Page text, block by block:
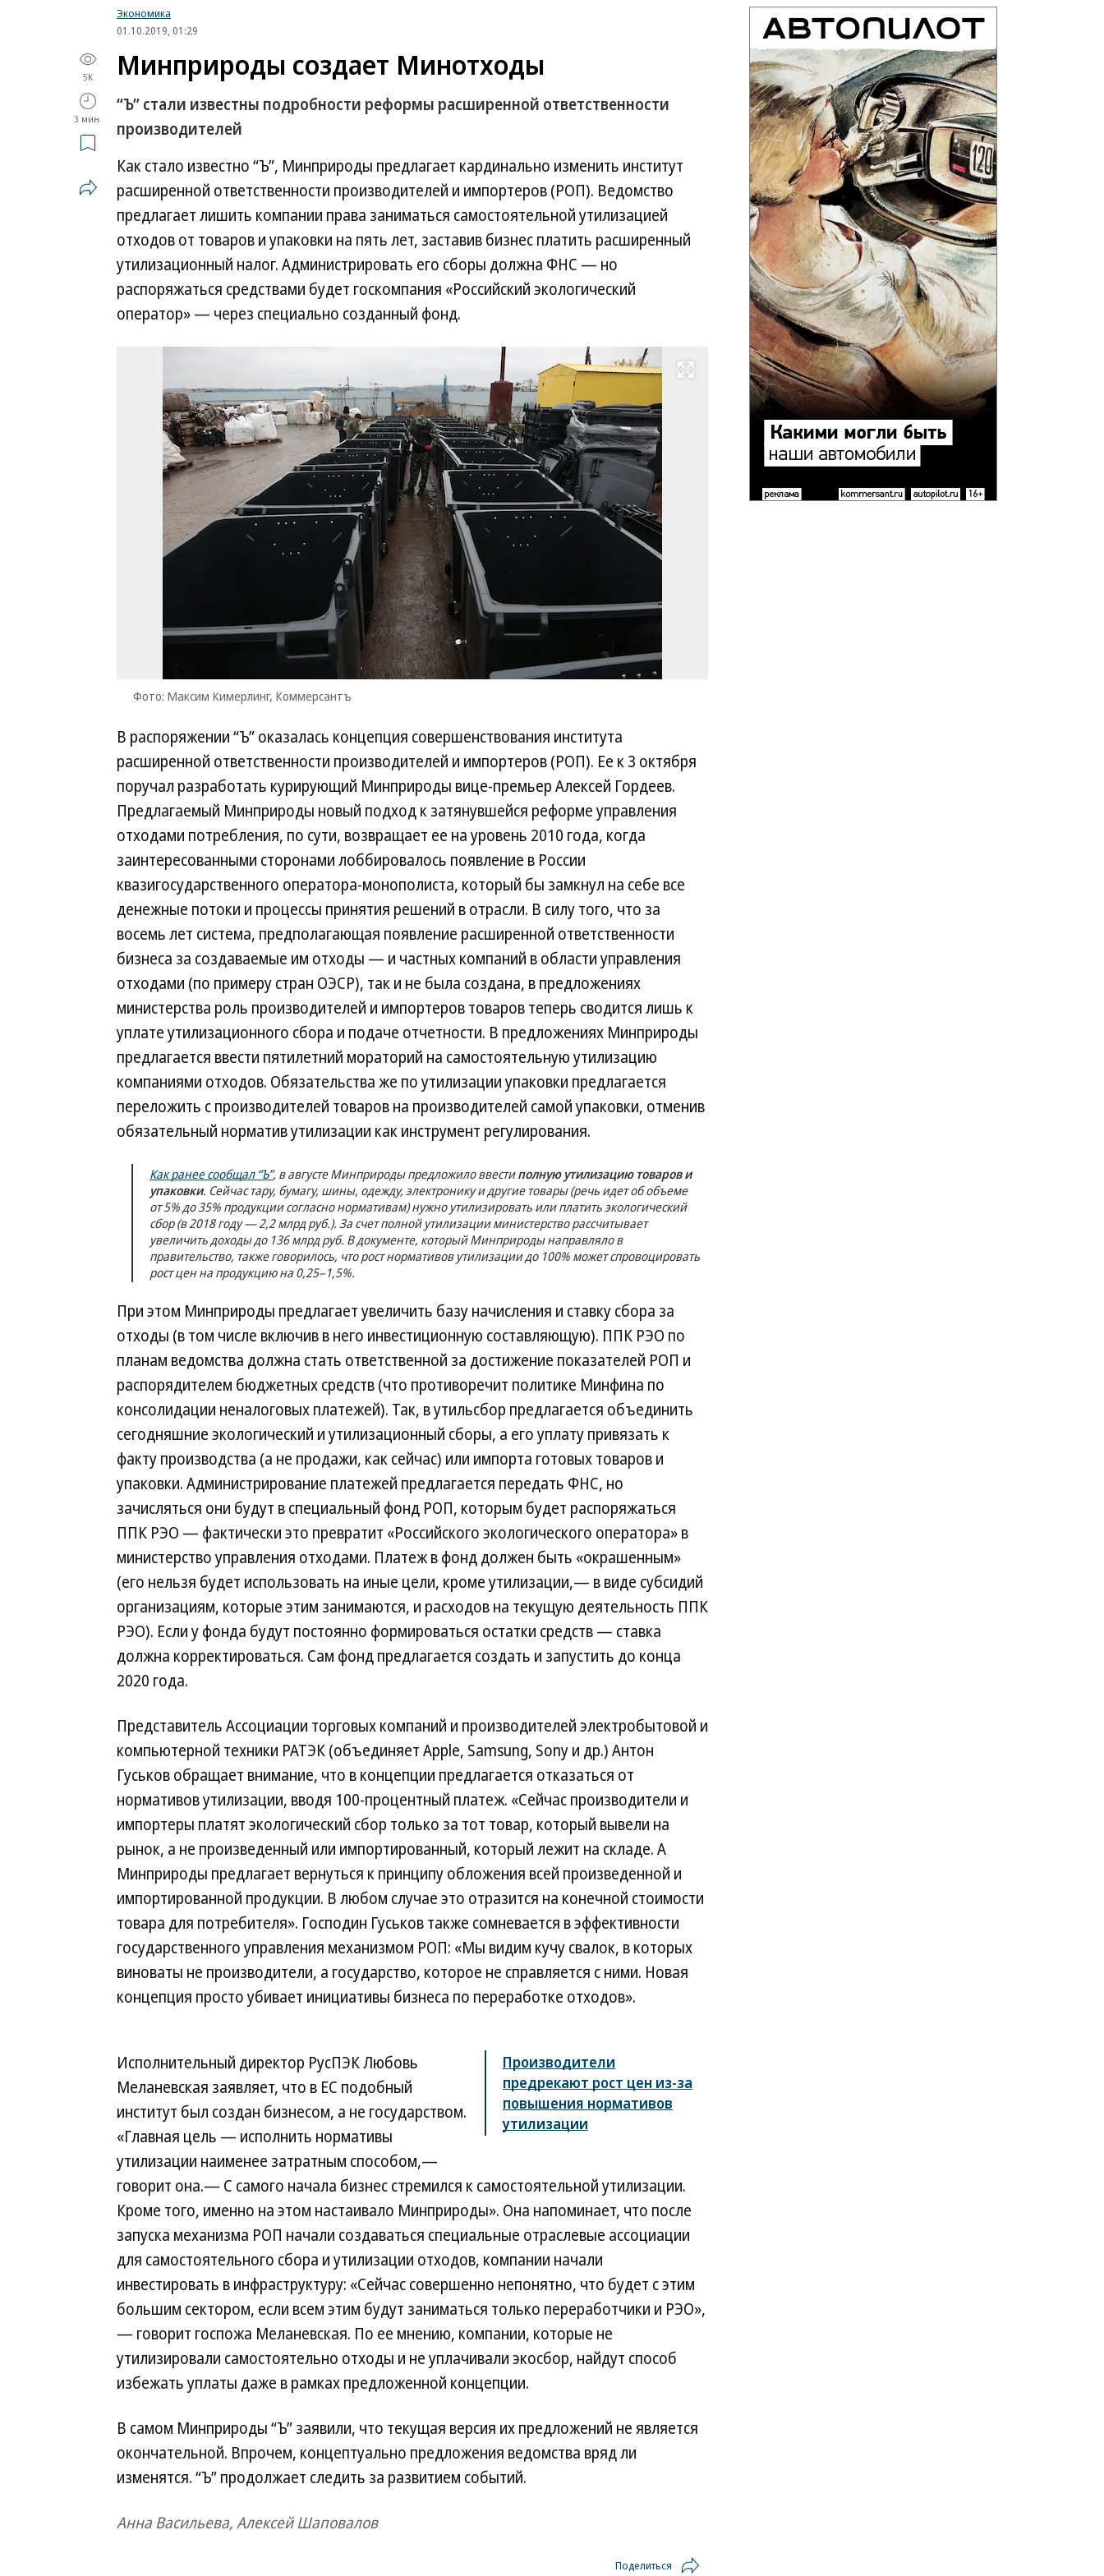
Экономика
01.10.2019, 01:29
5K
3 мин.
Минприроды создает Минотходы
“Ъ” стали известны подробности реформы расширенной ответственности
производителей
Как стало известно “Ъ”, Минприроды предлагает кардинально изменить институт
расширенной ответственности производителей и импортеров (РОП). Ведомство
предлагает лишить компании права заниматься самостоятельной утилизацией
отходов от товаров и упаковки на пять лет, заставив бизнес платить расширенный
утилизационный налог. Администрировать его сборы должна ФНС — но
распоряжаться средствами будет госкомпания «Российский экологический
оператор» — через специально созданный фонд.
Развернуть на весь экран
Фото: Максим Кимерлинг, Коммерсантъ
Фото:
Кимерлинг,
Коммерсантъ
В распоряжении “Ъ” оказалась концепция совершенствования института
расширенной ответственности производителей и импортеров (РОП). Ее к 3 октября
поручал разработать курирующий Минприроды вице-премьер Алексей Гордеев.
Предлагаемый Минприроды новый подход к затянувшейся реформе управления
отходами потребления, по сути, возвращает ее на уровень 2010 года, когда
заинтересованными сторонами лоббировалось появление в России
квазигосударственного оператора-монополиста, который бы замкнул на себе все
денежные потоки и процессы принятия решений в отрасли. В силу того, что за
восемь лет система, предполагающая появление расширенной ответственности
бизнеса за создаваемые им отходы — и частных компаний в области управления
отходами (по примеру стран ОЭСР), так и не была создана, в предложениях
министерства роль производителей и импортеров товаров теперь сводится лишь к
уплате утилизационного сбора и подаче отчетности. В предложениях Минприроды
предлагается ввести пятилетний мораторий на самостоятельную утилизацию
компаниями отходов. Обязательства же по утилизации упаковки предлагается
переложить с производителей товаров на производителей самой упаковки, отменив
обязательный норматив утилизации как инструмент регулирования.
Как ранее сообщал “Ъ”, в августе Минприроды предложило ввестиполную утилизацию товаров и
упаковки. Сейчас тару, бумагу, шины, одежду, электронику и другие товары (речь идет об объеме
от 5% до 35% продукции согласно нормативам) нужно утилизировать или платить экологический
сбор (в 2018 году — 2,2 млрд руб.). За счет полной утилизации министерство рассчитывает
увеличить доходы до 136 млрд руб. В документе, который Минприроды направляло в
правительство, также говорилось, что рост нормативов утилизации до 100% может спровоцировать
рост цен на продукцию на 0,25–1,5%.
При этом Минприроды предлагает увеличить базу начисления и ставку сбора за
отходы (в том числе включив в него инвестиционную составляющую). ППК РЭО по
планам ведомства должна стать ответственной за достижение показателей РОП и
распорядителем бюджетных средств (что противоречит политике Минфина по
консолидации неналоговых платежей). Так, в утильсбор предлагается объединить
сегодняшние экологический и утилизационный сборы, а его уплату привязать к
факту производства (а не продажи, как сейчас) или импорта готовых товаров и
упаковки. Администрирование платежей предлагается передать ФНС, но
зачисляться они будут в специальный фонд РОП, которым будет распоряжаться
ППК РЭО — фактически это превратит «Российского экологического оператора» в
министерство управления отходами. Платеж в фонд должен быть «окрашенным»
(его нельзя будет использовать на иные цели, кроме утилизации,— в виде субсидий
организациям, которые этим занимаются, и расходов на текущую деятельность ППК
РЭО). Если у фонда будут постоянно формироваться остатки средств — ставка
должна корректироваться. Сам фонд предлагается создать и запустить до конца
2020 года.
Представитель Ассоциации торговых компаний и производителей электробытовой и
компьютерной техники РАТЭК (объединяет Apple, Samsung, Sony и др.) Антон
Гуськов обращает внимание, что в концепции предлагается отказаться от
нормативов утилизации, вводя 100-процентный платеж. «Сейчас производители и
импортеры платят экологический сбор только за тот товар, который вывели на
рынок, а не произведенный или импортированный, который лежит на складе. А
Минприроды предлагает вернуться к принципу обложения всей произведенной и
импортированной продукции. В любом случае это отразится на конечной стоимости
товара для потребителя». Господин Гуськов также сомневается в эффективности
государственного управления механизмом РОП: «Мы видим кучу свалок, в которых
виноваты не производители, а государство, которое не справляется с ними. Новая
концепция просто убивает инициативы бизнеса по переработке отходов».
Производители
предрекают рост цен из-за
повышения нормативов
утилизации
Исполнительный директор РусПЭК Любовь
Меланевская заявляет, что в ЕС подобный
институт был создан бизнесом, а не государством.
«Главная цель — исполнить нормативы
утилизации наименее затратным способом,—
говорит она.— С самого начала бизнес стремился к самостоятельной утилизации.
Кроме того, именно на этом настаивало Минприроды». Она напоминает, что после
запуска механизма РОП начали создаваться специальные отраслевые ассоциации
для самостоятельного сбора и утилизации отходов, компании начали
инвестировать в инфраструктуру: «Сейчас совершенно непонятно, что будет с этим
большим сектором, если всем этим будут заниматься только переработчики и РЭО»,
— говорит госпожа Меланевская. По ее мнению, компании, которые не
утилизировали самостоятельно отходы и не уплачивали экосбор, найдут способ
избежать уплаты даже в рамках предложенной концепции.
В самом Минприроды “Ъ” заявили, что текущая версия их предложений не является
окончательной. Впрочем, концептуально предложения ведомства вряд ли
изменятся. “Ъ” продолжает следить за развитием событий.
Анна Васильева, Алексей Шаповалов
Поделиться